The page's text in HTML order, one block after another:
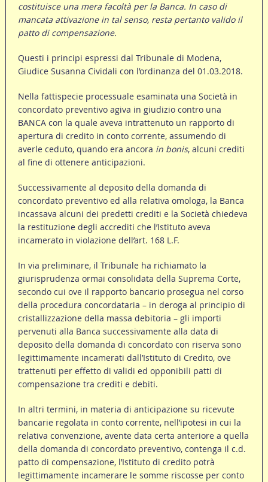
costituisce una mera facoltà per la Banca. In caso di
mancata attivazione in tal senso, resta pertanto valido il
patto di compensazione.
Questi i principi espressi dal Tribunale di Modena,
Giudice Susanna Cividali con l’ordinanza del 01.03.2018.
Nella fattispecie processuale esaminata una Società in
concordato preventivo agiva in giudizio contro una
BANCA con la quale aveva intrattenuto un rapporto di
apertura di credito in conto corrente, assumendo di
averle ceduto, quando era ancora in bonis, alcuni crediti
al fine di ottenere anticipazioni.
Successivamente al deposito della domanda di
concordato preventivo ed alla relativa omologa, la Banca
incassava alcuni dei predetti crediti e la Società chiedeva
la restituzione degli accrediti che l’Istituto aveva
incamerato in violazione dell’art. 168 L.F.
In via preliminare, il Tribunale ha richiamato la
giurisprudenza ormai consolidata della Suprema Corte,
secondo cui ove il rapporto bancario prosegua nel corso
della procedura concordataria – in deroga al principio di
cristallizzazione della massa debitoria – gli importi
pervenuti alla Banca successivamente alla data di
deposito della domanda di concordato con riserva sono
legittimamente incamerati dall’Istituto di Credito, ove
trattenuti per effetto di validi ed opponibili patti di
compensazione tra crediti e debiti.
In altri termini, in materia di anticipazione su ricevute
bancarie regolata in conto corrente, nell’ipotesi in cui la
relativa convenzione, avente data certa anteriore a quella
della domanda di concordato preventivo, contenga il c.d.
patto di compensazione, l’Istituto di credito potrà
legittimamente incamerare le somme riscosse per conto